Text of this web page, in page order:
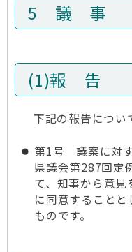
5 議 事
(1)報 告
下記の報告につい
第1号 議案に対
県議会第287回定
て、知事から意
に同意すること
ものです。